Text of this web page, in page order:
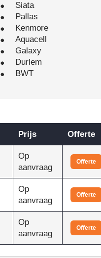
Siata
Pallas
Kenmore
Aquacell
Galaxy
Durlem
BWT
Prijs Offerte
Op
aanvraag
Offerte
Op
aanvraag
Offerte
Op
aanvraag
Offerte